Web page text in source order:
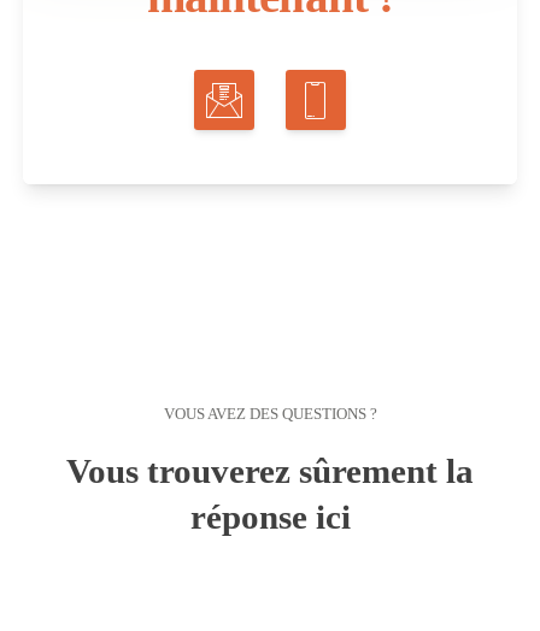
VOUS AVEZ DES QUESTIONS ?
Vous trouverez sûrement la
réponse ici